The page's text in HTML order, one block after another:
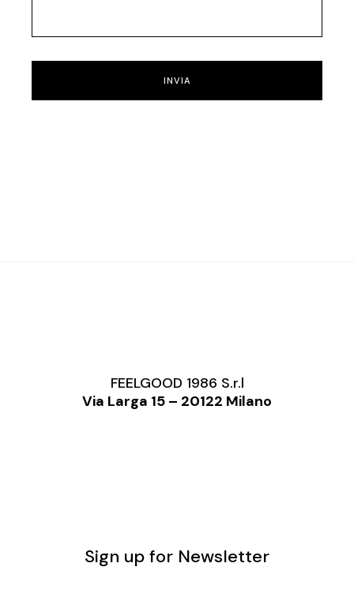
INVIA
FEELGOOD 1986 S.r.l
Via Larga 15 – 20122 Milano
Sign up for Newsletter